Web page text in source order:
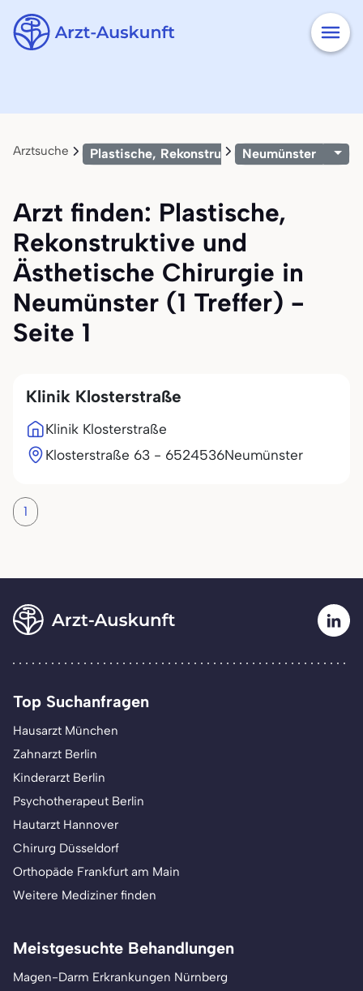
Arztsuche Plastische, Rekonstruktive und Ästhetische
Neumünster
Arzt finden: Plastische,
Rekonstruktive und
Ästhetische Chirurgie in
Neumünster (1 Treffer) -
Seite 1
Klinik Klosterstraße
Klinik Klosterstraße
Klosterstraße 63 - 6524536Neumünster
1
Top Suchanfragen
Hausarzt München
Zahnarzt Berlin
Kinderarzt Berlin
Psychotherapeut Berlin
Hautarzt Hannover
Chirurg Düsseldorf
Orthopäde Frankfurt am Main
Weitere Mediziner finden
Meistgesuchte Behandlungen
Magen-Darm Erkrankungen Nürnberg